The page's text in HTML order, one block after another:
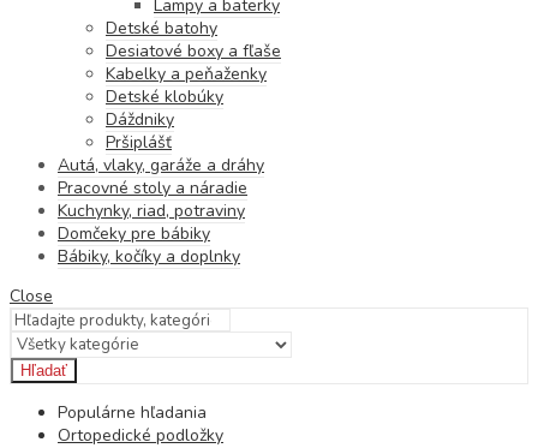
Lampy a baterky
Detské batohy
Desiatové boxy a fľaše
Kabelky a peňaženky
Detské klobúky
Dáždniky
Pršiplášť
Autá, vlaky, garáže a dráhy
Pracovné stoly a náradie
Kuchynky, riad, potraviny
Domčeky pre bábiky
Bábiky, kočíky a doplnky
Close
Hľadať
Populárne hľadania
Ortopedické podložky